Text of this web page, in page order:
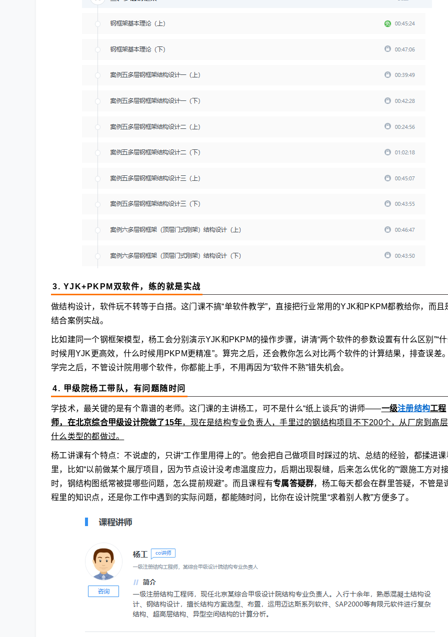
3. YJK+PKPM双软件，练的就是实战
做结构设计，软件玩不转等于白搭。这门课不搞“单软件教学”，直接把行业常用的YJK和PKPM都教给你，而且
结合案例实战。
比如建同一个钢框架模型，杨工会分别演示YJK和PKPM的操作步骤，讲清“两个软件的参数设置有什么区别”“
时候用YJK更高效，什么时候用PKPM更精准”。算完之后，还会教你怎么对比两个软件的计算结果，排查误差
学完之后，不管设计院用哪个软件，你都能上手，不用再因为“软件不熟”错失机会。
4. 甲级院杨工带队，有问题随时问
学技术，最关键的是有个靠谱的老师。这门课的主讲杨工，可不是什么“纸上谈兵”的讲师——一级注册结构工程
师，在北京综合甲级设计院做了15年，现在是结构专业负责人，手里过的钢结构项目不下200个，从厂房到高
什么类型的都做过。
杨工讲课有个特点：不说虚的，只讲“工作里用得上的”。他会把自己做项目时踩过的坑、总结的经验，都揉进课
里，比如“以前做某个展厅项目，因为节点设计没考虑温度应力，后期出现裂缝，后来怎么优化的”“跟施工方对
时，钢结构图纸常被提哪些问题，怎么提前规避”。而且课程有专属答疑群，杨工每天都会在群里答疑，不管是
程里的知识点，还是你工作中遇到的实际问题，都能随时问，比你在设计院里“求着别人教”方便多了。